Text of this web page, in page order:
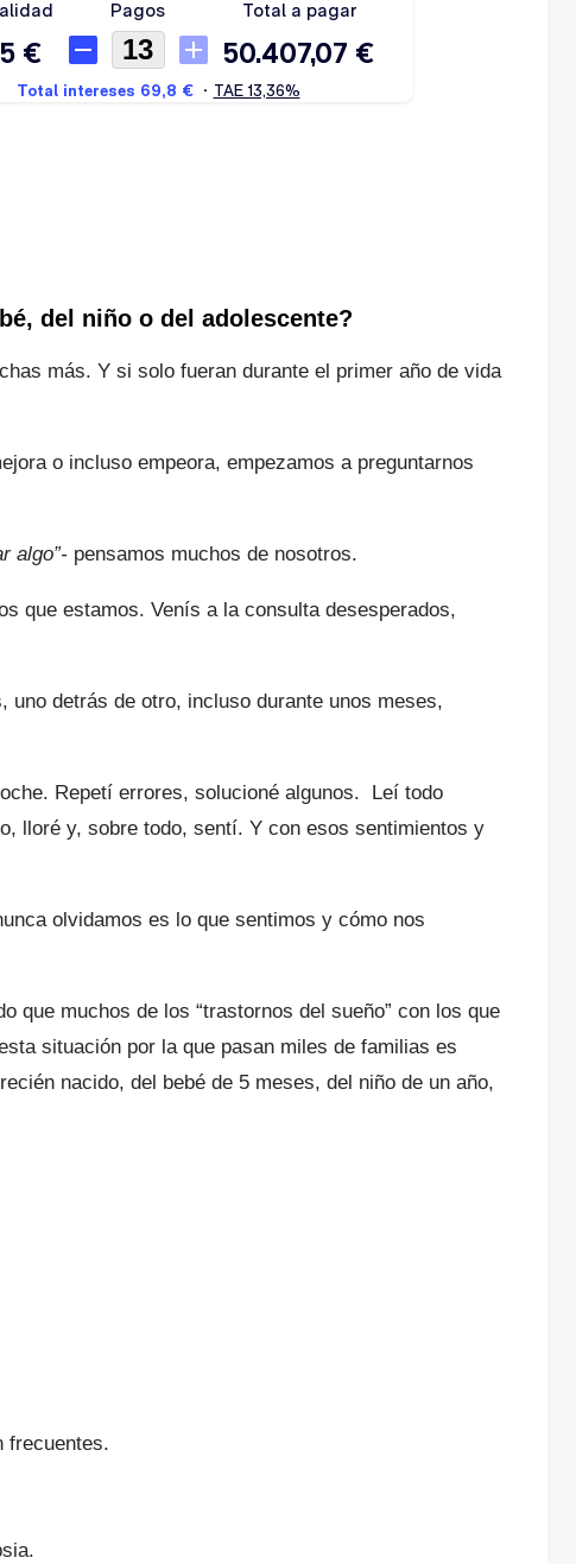
del niño o del adolescente?
más. Y si solo fueran durante el primer año de vida
o incluso empeora, empezamos a preguntarnos
algo”- pensamos muchos de nosotros.
que estamos. Venís a la consulta desesperados,
detrás de otro, incluso durante unos meses,
Repetí errores, solucioné algunos. Leí todo
lloré y, sobre todo, sentí. Y con esos sentimientos y
olvidamos es lo que sentimos y cómo nos
que muchos de los “trastornos del sueño” con los que
situación por la que pasan miles de familias es
nacido, del bebé de 5 meses, del niño de un año,
frecuentes.